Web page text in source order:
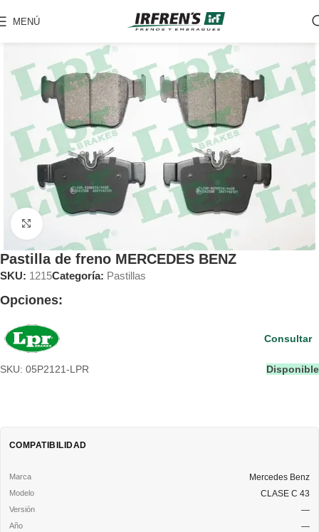
MENÚ
Pastilla de freno MERCEDES BENZ
SKU: 1215Categoría: Pastillas
Opciones:
SKU: 05P2121-LPR Disponible
Consultar
COMPATIBILIDAD
Mercedes Benz
CLASE C 43
—
—